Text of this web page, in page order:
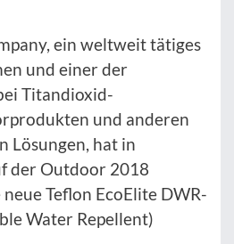
ein weltweit tätiges
und einer der
Titandioxid-
und anderen
Lösungen, hat in
der Outdoor 2018
Teflon EcoElite DWR-
Water Repellent)